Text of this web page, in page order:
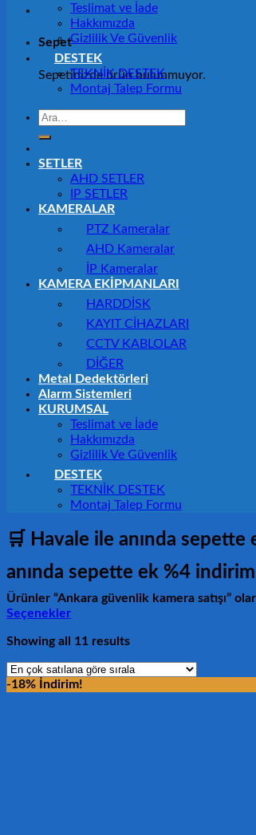
Sepet
Sepetinizde ürün bulunmuyor.
Teslimat ve İade
Hakkımızda
Gizlilik Ve Güvenlik
DESTEK
TEKNİK DESTEK
Montaj Talep Formu
Ara:
SETLER
AHD SETLER
IP SETLER
KAMERALAR
PTZ Kameralar
AHD Kameralar
İP Kameralar
KAMERA EKİPMANLARI
HARDDİSK
KAYIT CİHAZLARI
CCTV KABLOLAR
DİĞER
Metal Dedektörleri
Alarm Sistemleri
KURUMSAL
Teslimat ve İade
Hakkımızda
Gizlilik Ve Güvenlik
DESTEK
TEKNİK DESTEK
Montaj Talep Formu
🛒 Havale ile anında sepette
anında sepette ek %4 indirim
Ürünler “Ankara güvenlik kamera satışı”
Seçenekler
Showing all 11 results
-18% İndirim!